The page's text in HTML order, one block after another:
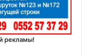
рекламы!